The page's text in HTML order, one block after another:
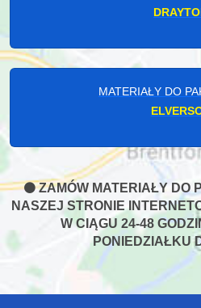
MATERIAŁY DO
ZAMÓW MATERIAŁY DO
NASZEJ STRONIE
W CIĄGU 24-48
PONIEDZIAŁKU